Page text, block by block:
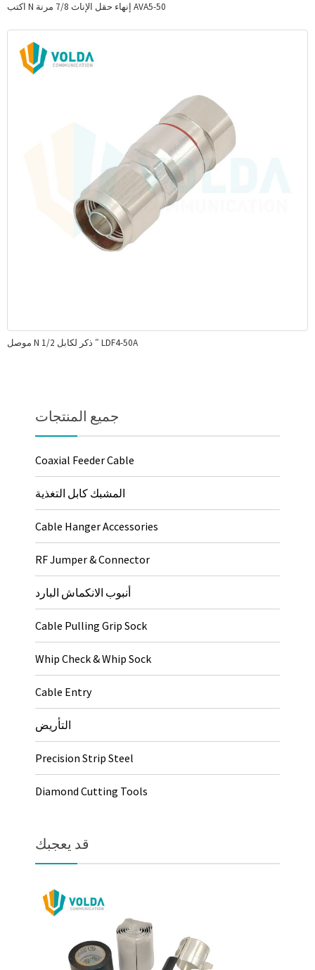
اكتب N إنهاء حقل الإناث 7/8 مرنة AVA5-50
موصل N ذكر لكابل 1/2 ″ LDF4-50A
جميع المنتجات
Coaxial Feeder Cable
المشبك كابل التغذية
Cable Hanger Accessories
RF Jumper & Connector
أنبوب الانكماش البارد
Cable Pulling Grip Sock
Whip Check & Whip Sock
Cable Entry
التأريض
Precision Strip Steel
Diamond Cutting Tools
قد يعجبك